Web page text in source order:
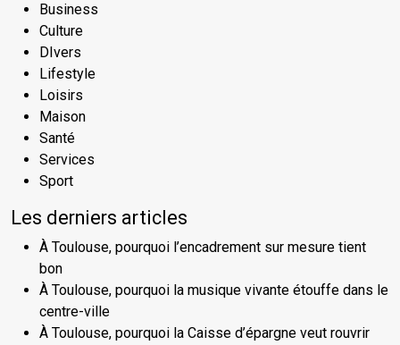
Business
Culture
DIvers
Lifestyle
Loisirs
Maison
Santé
Services
Sport
Les derniers articles
À Toulouse, pourquoi l’encadrement sur mesure tient
bon
À Toulouse, pourquoi la musique vivante étouffe dans le
centre-ville
À Toulouse, pourquoi la Caisse d’épargne veut rouvrir